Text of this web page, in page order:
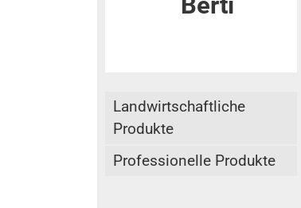
Landwirtschaftliche
Produkte
Professionelle Produkte